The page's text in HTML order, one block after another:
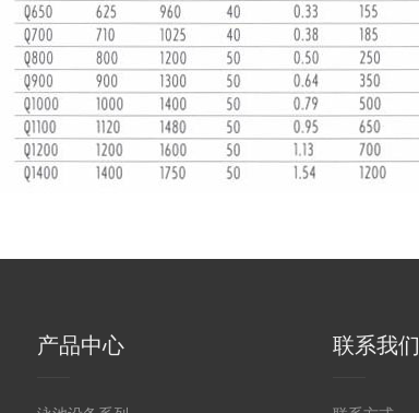
产品中心 联系我们